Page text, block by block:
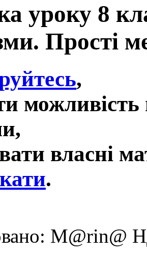
уроку 8
Прості
,
можливість
власні
.
M@rin@